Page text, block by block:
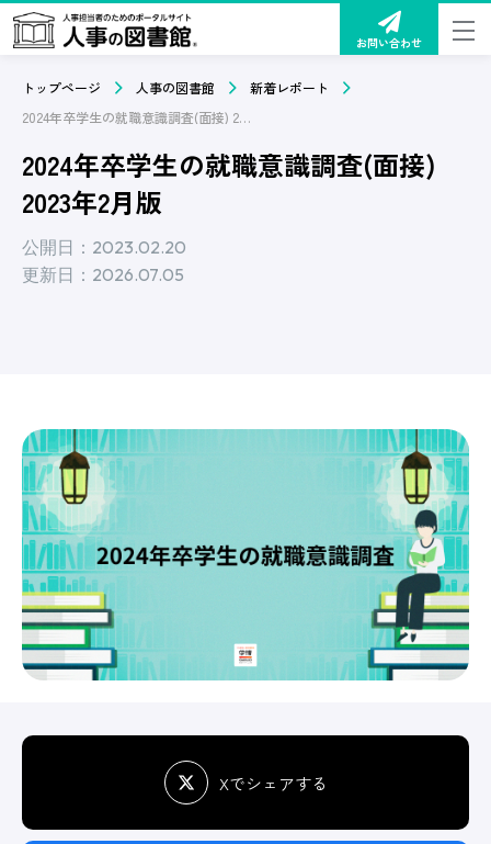
お問い合わせ
トップページ 人事の図書館
新着レポート
2024年卒学生の就職意識調査(面接) 2023年2月版
2024年卒学生の就職意識調査(面接)
2023年2月版
公開日：2023.02.20
更新日：2026.07.05
Xでシェアする